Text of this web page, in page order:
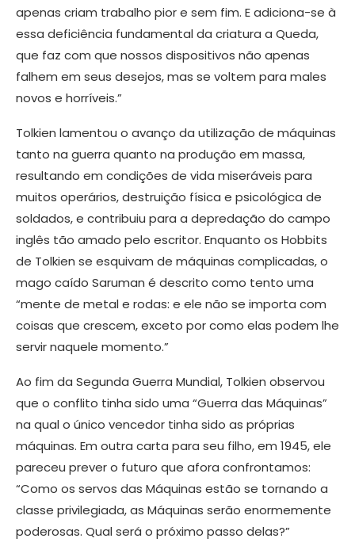
apenas criam trabalho pior e sem fim. E adiciona-se à
essa deficiência fundamental da criatura a Queda,
que faz com que nossos dispositivos não apenas
falhem em seus desejos, mas se voltem para males
novos e horríveis.”
Tolkien lamentou o avanço da utilização de máquinas
tanto na guerra quanto na produção em massa,
resultando em condições de vida miseráveis para
muitos operários, destruição física e psicológica de
soldados, e contribuiu para a depredação do campo
inglês tão amado pelo escritor. Enquanto os Hobbits
de Tolkien se esquivam de máquinas complicadas, o
mago caído Saruman é descrito como tento uma
“mente de metal e rodas: e ele não se importa com
coisas que crescem, exceto por como elas podem lhe
servir naquele momento.”
Ao fim da Segunda Guerra Mundial, Tolkien observou
que o conflito tinha sido uma “Guerra das Máquinas”
na qual o único vencedor tinha sido as próprias
máquinas. Em outra carta para seu filho, em 1945, ele
pareceu prever o futuro que afora confrontamos:
“Como os servos das Máquinas estão se tornando a
classe privilegiada, as Máquinas serão enormemente
poderosas. Qual será o próximo passo delas?”